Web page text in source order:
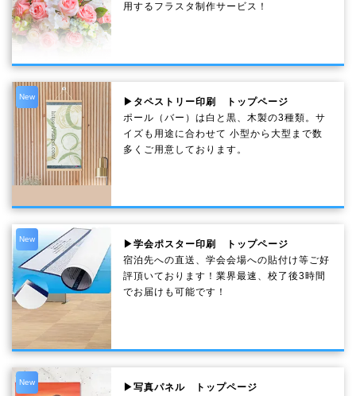
用するフラスタ制作サービス！
New
▶タペストリー印刷 トップページ
ポール（バー）は白と黒、木製の3種類。サ
イズも用途に合わせて 小型から大型まで数
多くご用意しております。
New
▶学会ポスター印刷 トップページ
宿泊先への直送、学会会場への貼付け等ご好
評頂いております！業界最速、校了後3時間
でお届けも可能です！
New
▶写真パネル トップページ